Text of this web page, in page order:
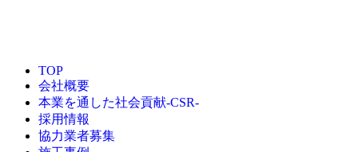
TOP
会社概要
本業を通した社会貢献-CSR-
採用情報
協力業者募集